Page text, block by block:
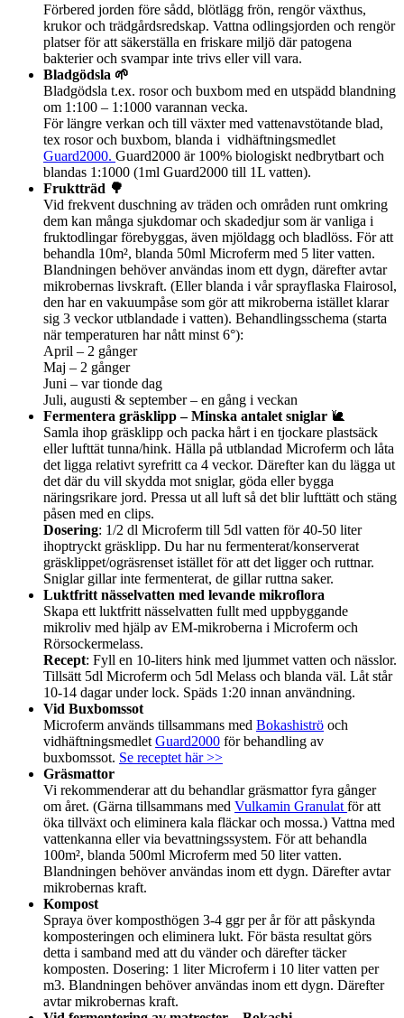
Förbered jorden före sådd, blötlägg frön, rengör växthus,
krukor och trädgårdsredskap. Vattna odlingsjorden och rengör
platser för att säkerställa en friskare miljö där patogena
bakterier och svampar inte trivs eller vill vara.
Bladgödsla 🌱
Bladgödsla t.ex. rosor och buxbom med en utspädd blandning
om 1:100 – 1:1000 varannan vecka.
För längre verkan och till växter med vattenavstötande blad,
tex rosor och buxbom, blanda i vidhäftningsmedlet
Guard2000. Guard2000 är 100% biologiskt nedbrytbart och
blandas 1:1000 (1ml Guard2000 till 1L vatten).
Fruktträd 🌳
Vid frekvent duschning av träden och områden runt omkring
dem kan många sjukdomar och skadedjur som är vanliga i
fruktodlingar förebyggas, även mjöldagg och bladlöss. För att
behandla 10m², blanda 50ml Microferm med 5 liter vatten.
Blandningen behöver användas inom ett dygn, därefter avtar
mikrobernas livskraft. (Eller blanda i vår sprayflaska Flairosol,
den har en vakuumpåse som gör att mikroberna istället klarar
sig 3 veckor utblandade i vatten). Behandlingsschema (starta
när temperaturen har nått minst 6°):
April – 2 gånger
Maj – 2 gånger
Juni – var tionde dag
Juli, augusti & september – en gång i veckan
Fermentera gräsklipp – Minska antalet sniglar 🐌
Samla ihop gräsklipp och packa hårt i en tjockare plastsäck
eller lufttät tunna/hink. Hälla på utblandad Microferm och låta
det ligga relativt syrefritt ca 4 veckor. Därefter kan du lägga ut
det där du vill skydda mot sniglar, göda eller bygga
näringsrikare jord. Pressa ut all luft så det blir lufttätt och stäng
påsen med en clips.
Dosering: 1/2 dl Microferm till 5dl vatten för 40-50 liter
ihoptryckt gräsklipp. Du har nu fermenterat/konserverat
gräsklippet/ogräsrenset istället för att det ligger och ruttnar.
Sniglar gillar inte fermenterat, de gillar ruttna saker.
Luktfritt nässelvatten med levande mikroflora
Skapa ett luktfritt nässelvatten fullt med uppbyggande
mikroliv med hjälp av EM-mikroberna i Microferm och
Rörsockermelass.
Recept: Fyll en 10-liters hink med ljummet vatten och nässlor.
Tillsätt 5dl Microferm och 5dl Melass och blanda väl. Låt står
10-14 dagar under lock. Späds 1:20 innan användning.
Vid Buxbomssot
Microferm används tillsammans med Bokashiströ och
vidhäftningsmedlet Guard2000 för behandling av
buxbomssot. Se receptet här >>
Gräsmattor
Vi rekommenderar att du behandlar gräsmattor fyra gånger
om året. (Gärna tillsammans med Vulkamin Granulat för att
öka tillväxt och eliminera kala fläckar och mossa.) Vattna med
vattenkanna eller via bevattningssystem. För att behandla
100m², blanda 500ml Microferm med 50 liter vatten.
Blandningen behöver användas inom ett dygn. Därefter avtar
mikrobernas kraft.
Kompost
Spraya över komposthögen 3-4 ggr per år för att påskynda
komposteringen och eliminera lukt. För bästa resultat görs
detta i samband med att du vänder och därefter täcker
komposten. Dosering: 1 liter Microferm i 10 liter vatten per
m3. Blandningen behöver användas inom ett dygn. Därefter
avtar mikrobernas kraft.